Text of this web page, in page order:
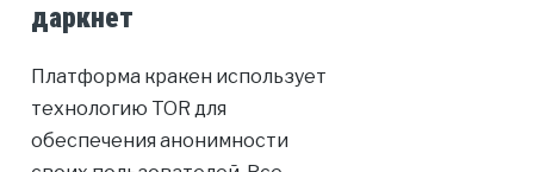
даркнет
Платформа кракен использует
технологию TOR для
обеспечения анонимности